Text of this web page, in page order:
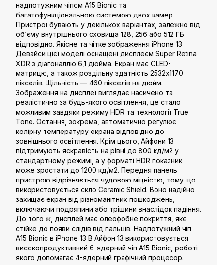
надпотужним чіпом A15 Bionic та
багатофункціональною системою двох камер.
Пристрої бувають у декількох варіантах, залежно від
об’єму внутрішнього сховища 128, 256 або 512 ГБ
відповідно. Якісне та чітке зображення iPhone 13
Девайси цієї моделі оснащені дисплеєм Super Retina
XDR з діагоналлю 6,1 дюйма. Екран має OLED-
матрицю, а також роздільну здатність 2532x1170
пікселів. Щільність — 460 пікселів на дюйм.
Зображення на дисплеї виглядає насичено та
реалістично за будь-якого освітлення, це стало
можливим завдяки режиму HDR та технології True
Tone. Остання, зокрема, автоматично регулює
колірну температуру екрана відповідно до
зовнішнього освітлення. Крім цього, Айфони 13
підтримують яскравість на рівні до 800 кд/м2 у
стандартному режимі, а у форматі HDR показник
може зростати до 1200 кд/м2. Передня панель
пристрою відрізняється чудовою міцністю, тому що
використовується скло Ceramic Shield. Воно надійно
захищає екран від різноманітних пошкоджень,
включаючи подряпини або тріщини внаслідок падіння.
До того ж, дисплей має олеофобне покриття, яке
стійке до появи слідів від пальців. Надпотужний чіп
A15 Bionic в iPhone 13 В Айфон 13 використовується
високопродуктивний 6-ядерний чіп A15 Bionic, роботі
якого допомагає 4-ядерний графічний процесор.